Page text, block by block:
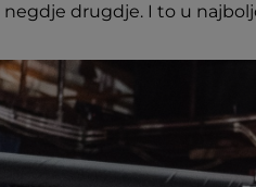
negdje drugdje. I to u